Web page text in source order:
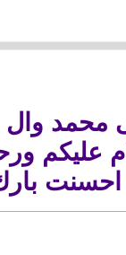
محمد وال
عليكم
احسنت